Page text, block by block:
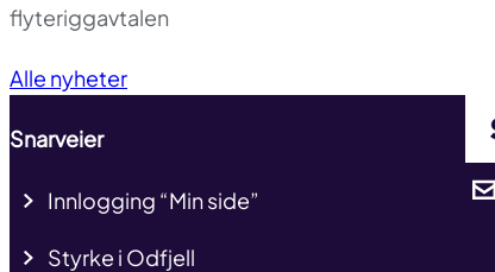
flyteriggavtalen
Alle nyheter
Snarveier
Innlogging “Min side”
Styrke i Odfjell